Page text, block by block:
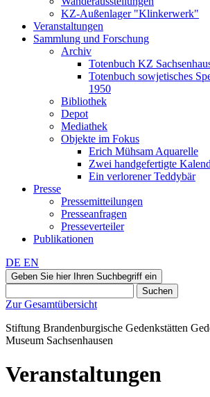
KZ-Außenlager "Klinkerwerk"
Veranstaltungen
Sammlung und Forschung
Archiv
Totenbuch KZ
Totenbuch sowjetisches
1950
Bibliothek
Depot
Mediathek
Objekte im Fokus
Erich Mühsam Aquarelle
Zwei handgefertigte
Ein verlorener Teddybär
Presse
Pressemitteilungen
Presseanfragen
Presseverteiler
Publikationen
DE EN
Geben Sie hier Ihren Suchbegriff ein
Suchen
Zur Gesamtübersicht
Stiftung Brandenburgische Gedenkstätten
Museum Sachsenhausen
Veranstaltungen